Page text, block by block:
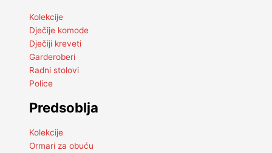
Kolekcije
Dječije komode
Dječiji kreveti
Garderoberi
Radni stolovi
Police
Predsoblja
Kolekcije
Ormari za obuću